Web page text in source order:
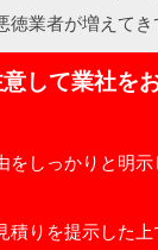
徳業者が増えてき
して業社を
をしっかりと明
積りを提示した上